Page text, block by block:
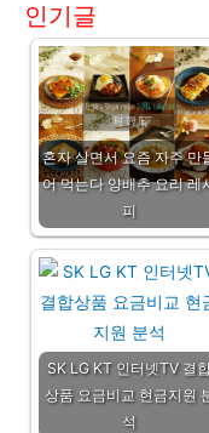
인기글
혼자 살면서 요즘 자주 만
어 먹는다 양배추 요리 레
피
SK LG KT 인터넷TV 결
상품 요금비교 현금지원
석